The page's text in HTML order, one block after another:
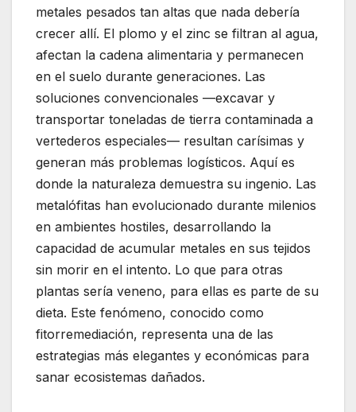
metales pesados tan altas que nada debería
crecer allí. El plomo y el zinc se filtran al agua,
afectan la cadena alimentaria y permanecen
en el suelo durante generaciones. Las
soluciones convencionales —excavar y
transportar toneladas de tierra contaminada a
vertederos especiales— resultan carísimas y
generan más problemas logísticos. Aquí es
donde la naturaleza demuestra su ingenio. Las
metalófitas han evolucionado durante milenios
en ambientes hostiles, desarrollando la
capacidad de acumular metales en sus tejidos
sin morir en el intento. Lo que para otras
plantas sería veneno, para ellas es parte de su
dieta. Este fenómeno, conocido como
fitorremediación, representa una de las
estrategias más elegantes y económicas para
sanar ecosistemas dañados.